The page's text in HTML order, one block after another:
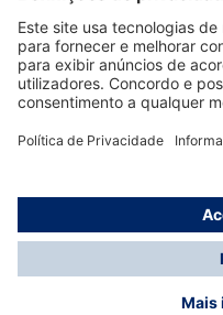
Utilização da loja
Informações
© Dräger Portugal, Lda,
* Todos os preços excl.
possíveis taxas de